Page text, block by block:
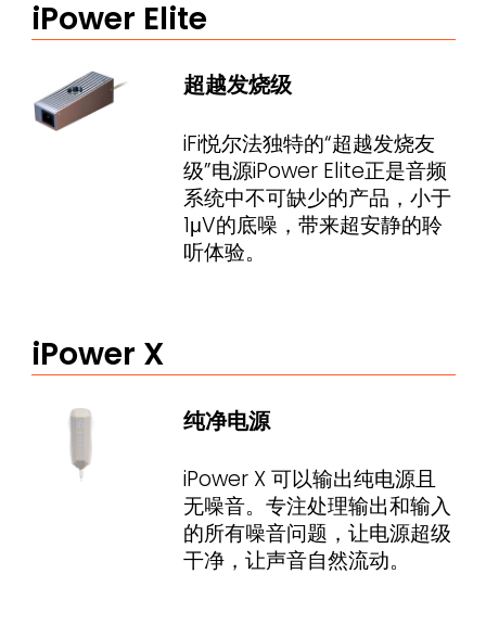
iPower Elite
超越发烧级
iFi悦尔法独特的“超越发烧友
级”电源iPower Elite正是音频
系统中不可缺少的产品，小于
1μV的底噪，带来超安静的聆
听体验。
iPower X
纯净电源
iPower X 可以输出纯电源且
无噪音。专注处理输出和输入
的所有噪音问题，让电源超级
干净，让声音自然流动。